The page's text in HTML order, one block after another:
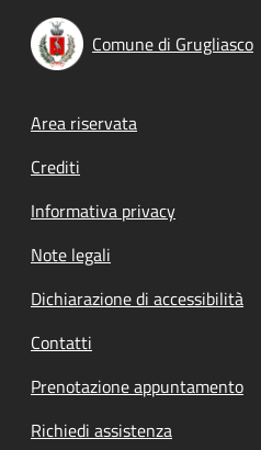
Comune di Grugliasco
Footer menu
Area riservata
Crediti
Informativa privacy
Note legali
Dichiarazione di accessibilità
Contatti
Prenotazione appuntamento
Richiedi assistenza